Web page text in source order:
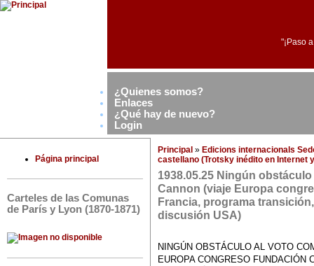
"¡Paso
¿Quienes somos?
Enlaces
¿Qué hay de nuevo?
Login
Página principal
Carteles de las Comunas
de París y Lyon (1870-1871)
Principal » Edicions internacionals
castellano (Trotsky inédito en Internet
1938.05.25 Ningún
Cannon (viaje Europa
Francia, programa
discusión USA)
NINGÚN OBSTÁCULO AL VOTO
EUROPA CONGRESO FUNDACIÓN